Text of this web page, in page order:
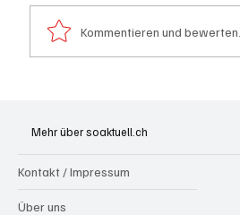
Kommentieren und bewerten...
Mehr über soaktuell.ch
Kontakt / Impressum
Über uns